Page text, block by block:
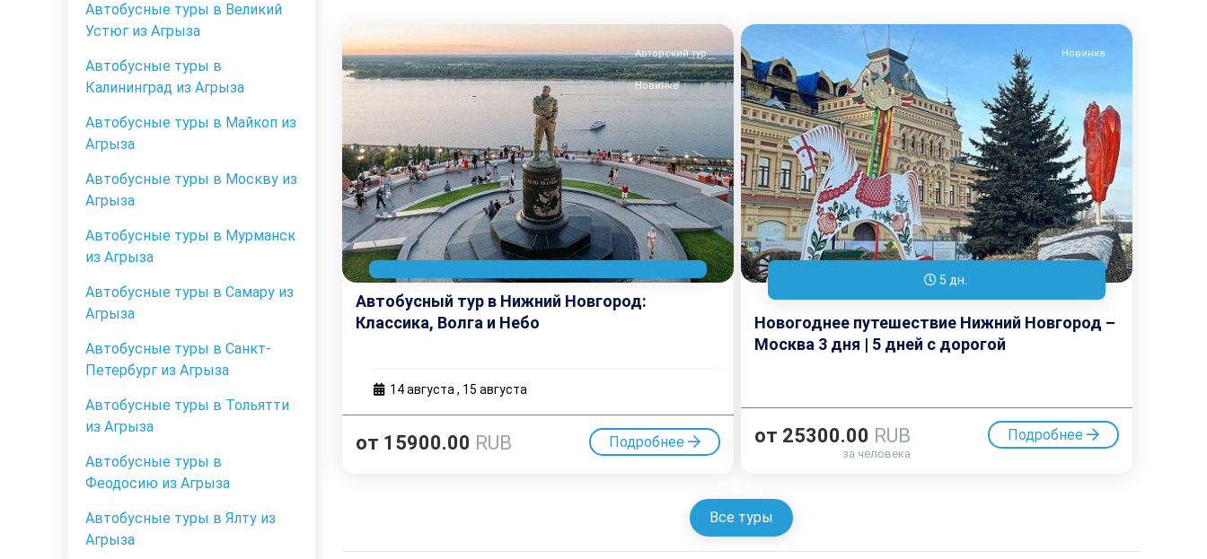
Автобусные туры в Великий
Устюг из Агрыза
Автобусные туры в
Калининград из Агрыза
Автобусные туры в Майкоп из
Агрыза
Автобусные туры в Москву из
Агрыза
Автобусные туры в Мурманск
из Агрыза
Автобусные туры в Самару из
Агрыза
Автобусные туры в Санкт-
Петербург из Агрыза
Автобусные туры в Тольятти
из Агрыза
Автобусные туры в
Феодосию из Агрыза
Автобусные туры в Ялту из
Агрыза
Авторский тур
Новинка
Автобусный тур в Нижний Новгород:
Классика, Волга и Небо
14 августа , 15 августа
от 15900.00 RUB Подробнее
Новинка
5 дн.
Новогоднее путешествие Нижний Новгород –
Москва 3 дня | 5 дней с дорогой
от 25300.00 RUB
за человека
Подробнее
Все туры